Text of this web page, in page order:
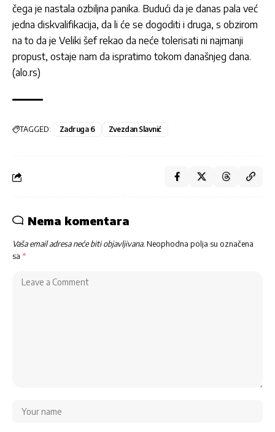
čega je nastala ozbiljna panika. Budući da je danas pala već
jedna diskvalifikacija, da li će se dogoditi i druga, s obzirom
na to da je Veliki šef rekao da neće tolerisati ni najmanji
propust, ostaje nam da ispratimo tokom današnjeg dana.
(alo.rs)
TAGGED: Zadruga 6 Zvezdan Slavnić
Nema komentara
Vaša email adresa neće biti objavljivana. Neophodna polja su označena
sa *